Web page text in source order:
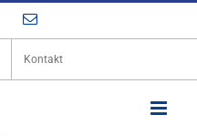
Facebook
E-
Kontakt